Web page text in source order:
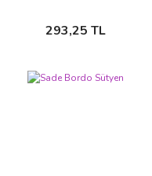
293,25 TL
Sepete Ekle